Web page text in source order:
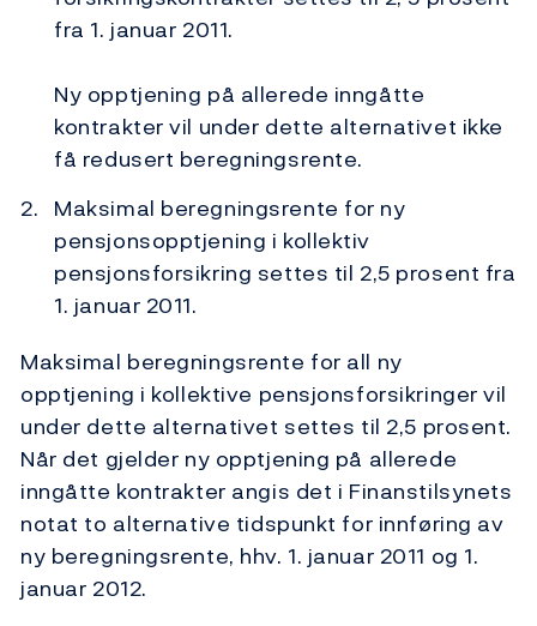
fra 1. januar 2011.
Ny opptjening på allerede inngåtte
kontrakter vil under dette alternativet ikke
få redusert beregningsrente.
Maksimal beregningsrente for ny
pensjonsopptjening i kollektiv
pensjonsforsikring settes til 2,5 prosent fra
1. januar 2011.
Maksimal beregningsrente for all ny
opptjening i kollektive pensjonsforsikringer vil
under dette alternativet settes til 2,5 prosent.
Når det gjelder ny opptjening på allerede
inngåtte kontrakter angis det i Finanstilsynets
notat to alternative tidspunkt for innføring av
ny beregningsrente, hhv. 1. januar 2011 og 1.
januar 2012.